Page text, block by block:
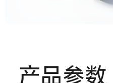
产品参数